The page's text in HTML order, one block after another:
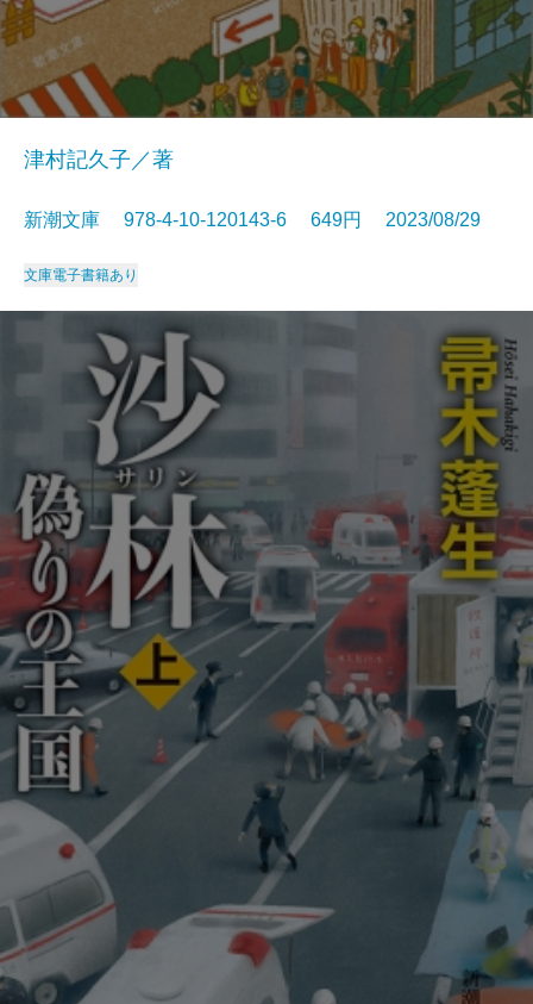
津村記久子／著
新潮文庫 978-4-10-120143-6 649円 2023/08/29
文庫電子書籍あり